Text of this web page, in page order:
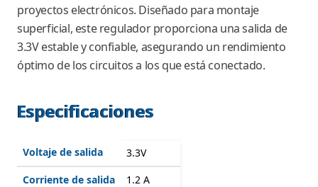
proyectos electrónicos. Diseñado para montaje
superficial, este regulador proporciona una salida de
3.3V estable y confiable, asegurando un rendimiento
óptimo de los circuitos a los que está conectado.
Especificaciones
Voltaje de salida
3.3V
Corriente de salida
1.2 A